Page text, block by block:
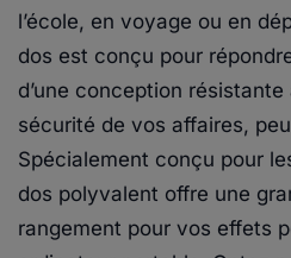
l’école, en voyage ou en
dos est conçu pour
d’une conception résistante
sécurité de vos affaires,
Spécialement conçu pour
dos polyvalent offre une
rangement pour vos effets